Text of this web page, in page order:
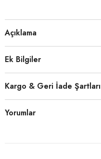
Açıklama
Ek Bilgiler
Kargo & Geri İade Şartları
Yorumlar